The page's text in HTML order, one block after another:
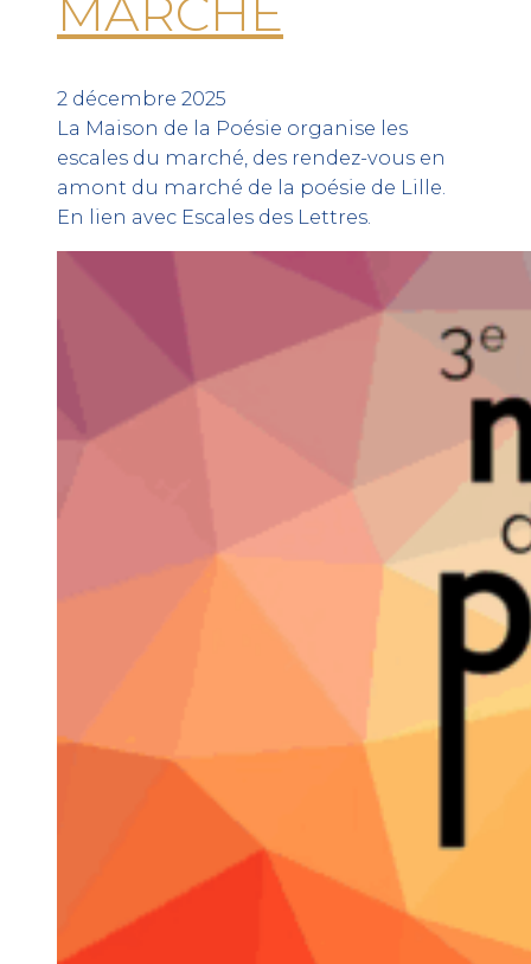
MARCHE
2 décembre 2025
La Maison de la Poésie organise les
escales du marché, des rendez-vous en
amont du marché de la poésie de Lille.
En lien avec Escales des Lettres.